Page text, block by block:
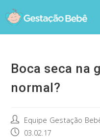
to
content
Boca seca na
normal?
Post
author:
Equipe Gestação
Post03.02.17